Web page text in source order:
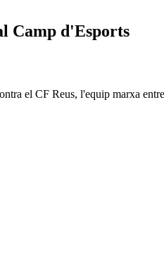
Camp d'Esports
el CF Reus, l'equip marxa